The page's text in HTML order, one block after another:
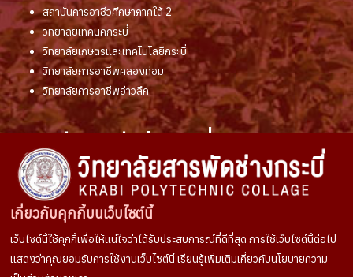
เกี่ยวกับคุกกี้บนเว็บไซต์นี้
เว็บไซต์นี้ใช้คุกกี้เพื่อให้แน่ใจว่าได้รับประสบการณ์ที่ดีที่สุด การใช้เว็บไซต์นี้ต่อไป
แสดงว่าคุณยอมรับการใช้งานเว็บไซต์นี้ เรียนรู้เพิ่มเติมเกี่ยวกับนโยบายความ
สถาบันการอาชีวศึกษาภาคใต้ 2
วิทยาลัยเทคนิคกระบี่
วิทยาลัยเกษตรและเทคโนโลยีกระบี่
วิทยาลัยการอาชีพคลองท่อม
วิทยาลัยการอาชีพอ่าวลึก
วิทยาลัยสารพัดช่างกระบี่
สถานที่ติดต่อ :
50 ถนนวัชระ ตำบลกระบี่ใหญ่
ช่องทางการติดต่อ :